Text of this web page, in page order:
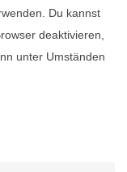
Du kannst
deaktivieren,
unter Umständen